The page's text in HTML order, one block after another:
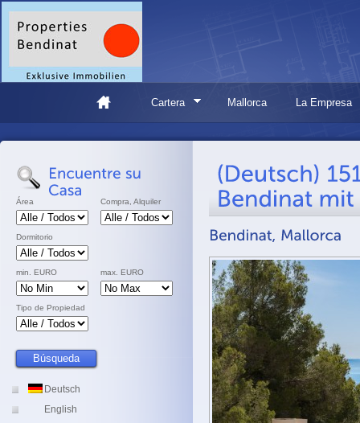
Cartera Mallorca La Empresa
Área Compra, Alquiler
Dormitorio
min. EURO max. EURO
Tipo de Propiedad
Deutsch
English